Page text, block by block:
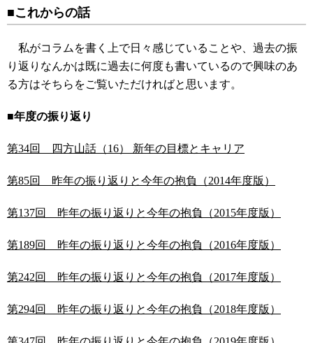
■これからの話
私がコラムを書く上で日々感じていることや、過去の振
り返りなんかは既に過去に何度も書いているので興味のあ
る方はそちらをご覧いただければと思います。
■年度の振り返り
第34回 四方山話（16） 新年の目標とキャリア
第85回 昨年の振り返りと今年の抱負（2014年度版）
第137回 昨年の振り返りと今年の抱負（2015年度版）
第189回 昨年の振り返りと今年の抱負（2016年度版）
第242回 昨年の振り返りと今年の抱負（2017年度版）
第294回 昨年の振り返りと今年の抱負（2018年度版）